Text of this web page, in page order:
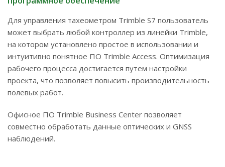
Для управления тахеометром Trimble S7 пользователь
может выбрать любой контроллер из линейки Trimble,
на котором установлено простое в использовании и
интуитивно понятное ПО Trimble Access. Оптимизация
рабочего процесса достигается путем настройки
проекта, что позволяет повысить производительность
полевых работ.
Офисное ПО Trimble Business Center позволяет
совместно обработать данные оптических и GNSS
наблюдений.